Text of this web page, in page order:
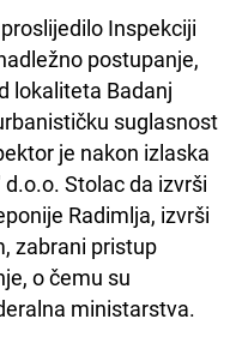
Inspekciji
postupanje,
lokaliteta Badanj
suglasnost
je nakon izlaska
Stolac da izvrši
Radimlja, izvrši
zabrani pristup
o čemu su
ministarstva.